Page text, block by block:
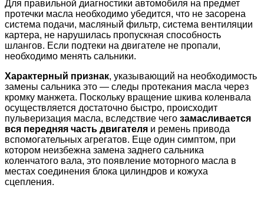
Для правильной диагностики автомобиля на предмет
протечки масла необходимо убедится, что не засорена
система подачи, масляный фильтр, система вентиляции
картера, не нарушилась пропускная способность
шлангов. Если подтеки на двигателе не пропали,
необходимо менять сальники.
Характерный признак, указывающий на необходимость
замены сальника это — следы протекания масла через
кромку манжета. Поскольку вращение шкива коленвала
осуществляется достаточно быстро, происходит
пульверизация масла, вследствие чего замасливается
вся передняя часть двигателя и ремень привода
вспомогательных агрегатов. Еще один симптом, при
котором неизбежна замена заднего сальника
коленчатого вала, это появление моторного масла в
местах соединения блока цилиндров и кожуха
сцепления.